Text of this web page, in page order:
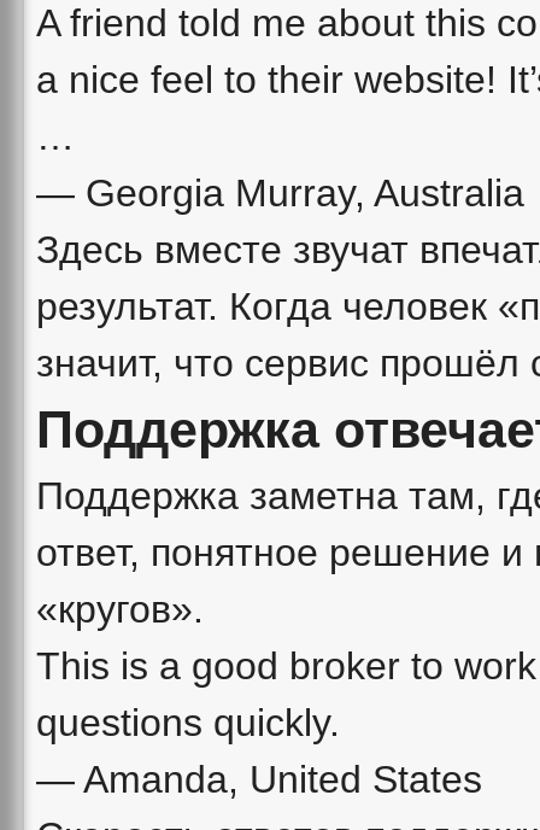
A friend told me about this
a nice feel to their website!
…
— Georgia Murray, Australia
Здесь вместе звучат
результат. Когда человек
значит, что сервис прошёл
Поддержка
Поддержка заметна там,
ответ, понятное решение
«кругов».
This is a good broker to
questions quickly.
— Amanda, United States